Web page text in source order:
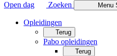
Open dag
Zoeken Menu
Opleidingen
Terug
Pabo opleidingen
Terug